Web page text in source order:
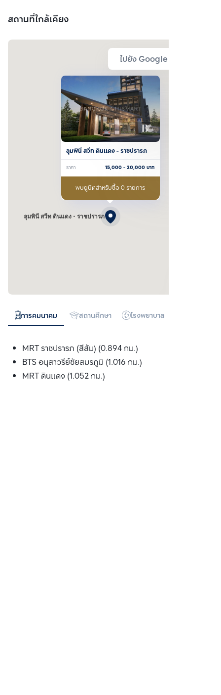
สถานที่ใกล้เคียง
ไปยัง Google Map
ลุมพินี สวีท ดินแดง - ราชปรารภ
ลุมพินี สวีท ดินแดง - ราชปรารภ
ราคา 15,000- 20,000บาท
พบยูนิตสำหรับซื้อ 0 รายการ
การคมนาคม สถานศึกษา โรงพยาบาล
MRT ราชปรารภ (สีส้ม) (0.894 กม.)
BTS อนุสาวรีย์ชัยสมรภูมิ (1.016 กม.)
MRT ดินแดง (1.052 กม.)